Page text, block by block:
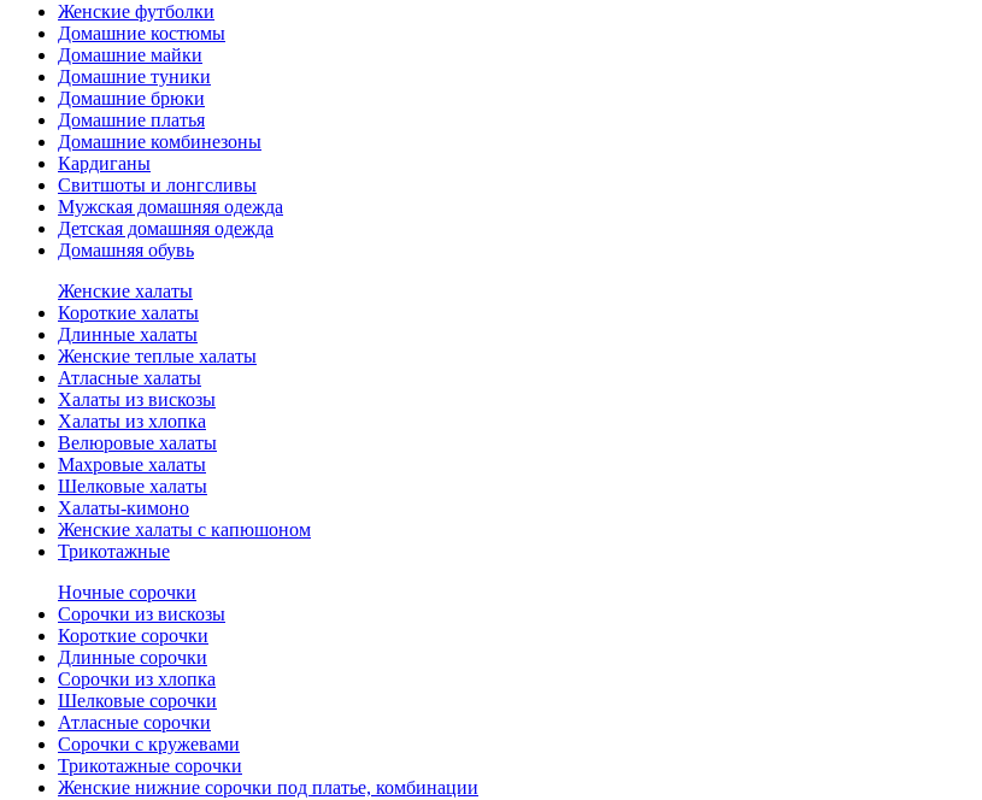
Женские футболки
Домашние костюмы
Домашние майки
Домашние туники
Домашние брюки
Домашние платья
Домашние комбинезоны
Кардиганы
Свитшоты и лонгсливы
Мужская домашняя одежда
Детская домашняя одежда
Домашняя обувь
Женские халаты
Короткие халаты
Длинные халаты
Женские теплые халаты
Атласные халаты
Халаты из вискозы
Халаты из хлопка
Велюровые халаты
Махровые халаты
Шелковые халаты
Халаты-кимоно
Женские халаты с капюшоном
Трикотажные
Ночные сорочки
Сорочки из вискозы
Короткие сорочки
Длинные сорочки
Сорочки из хлопка
Шелковые сорочки
Атласные сорочки
Сорочки с кружевами
Трикотажные сорочки
Женские нижние сорочки под платье, комбинации